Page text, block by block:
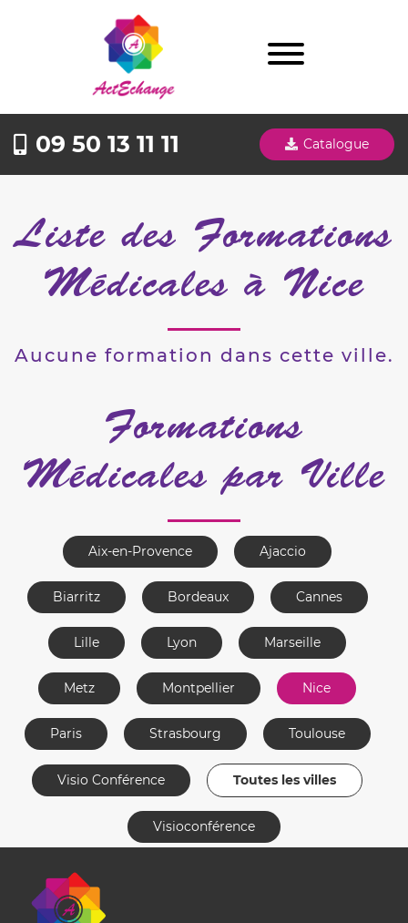
09 50 13 11 11 Catalogue
Liste des Formations
Médicales à Nice
Aucune formation dans cette ville.
Formations
Médicales par Ville
Aix-en-Provence Ajaccio
Biarritz Bordeaux Cannes
Lille Lyon Marseille
Metz Montpellier Nice
Paris Strasbourg Toulouse
Visio Conférence Toutes les villes
Visioconférence